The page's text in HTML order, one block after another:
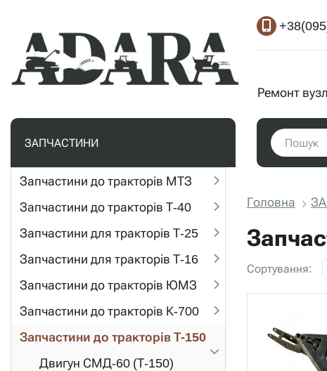
Ремонт
ЗАПЧАСТИНИ
Запчастини до тракторів МТЗ
Запчастини до тракторів Т-40
Запчастини для тракторів Т-25
Запчастини для тракторів Т-16
Запчастини до тракторів ЮМЗ
Запчастини до тракторів К-700
Запчастини до тракторів Т-150
Двигун СМД-60 (Т-150)
Головна
Сортування: